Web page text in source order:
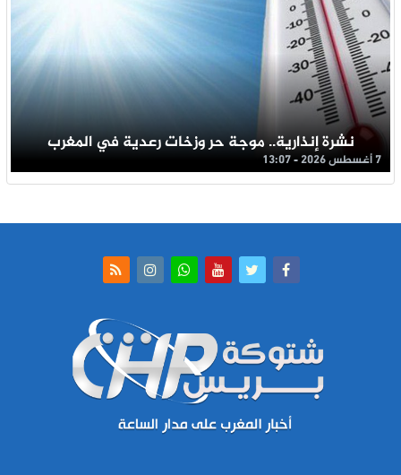
نشرة إنذارية.. موجة حر وزخات رعدية في المغرب
7 أغسطس 2026 - 13:07